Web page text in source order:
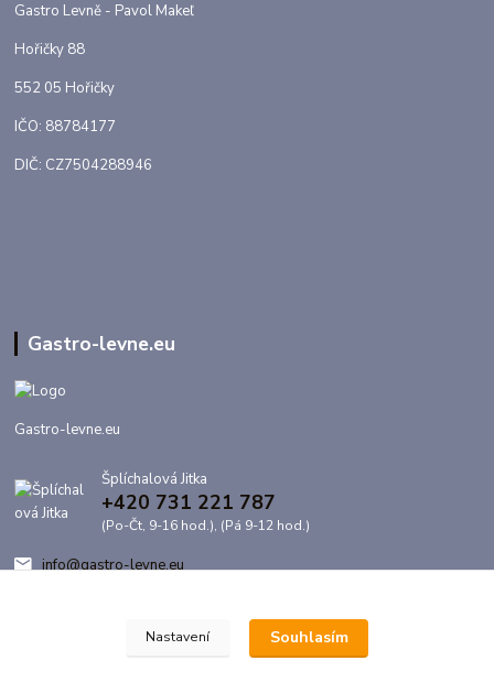
Gastro Levně - Pavol Makeľ
Hořičky 88
552 05 Hořičky
IČO: 88784177
DIČ: CZ7504288946
Gastro-levne.eu
Gastro-levne.eu
Šplíchalová Jitka
+420 731 221 787
(Po-Čt, 9-16 hod.), (Pá 9-12 hod.)
info@gastro-levne.eu
Nastavení Souhlasím